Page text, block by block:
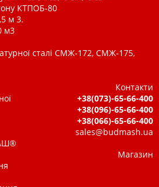
КТПОБ-80
м 3.
м3
сталі СМЖ-172, СМЖ-175,
Контакти
+38(073)-65-66-400
+38(096)-65-66-400
+38(066)-65-66-400
sales@budmash.ua
Магазин